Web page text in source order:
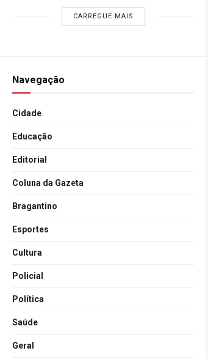
CARREGUE MAIS
Navegação
Cidade
Educação
Editorial
Coluna da Gazeta
Bragantino
Esportes
Cultura
Policial
Política
Saúde
Geral